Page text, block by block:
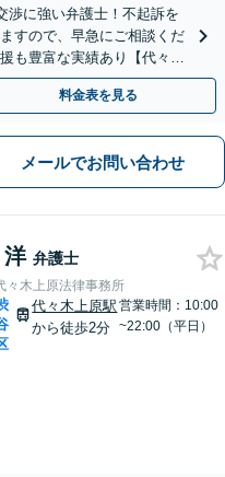
渉に強い弁護士！不起訴を
すので、早急にご相談くだ
も豊富な実績あり【代々木
料金表を見る
メールでお問い合わせ
洋 弁護士
々木上原法律事務所
代々木上原駅
から徒歩2分
営業時間：10:00
~22:00（平日）